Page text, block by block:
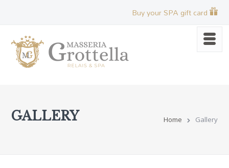
Buy your SPA gift card
GALLERY Home Gallery